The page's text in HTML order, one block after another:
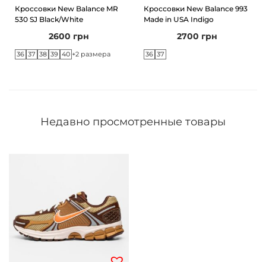
Кроссовки New Balance MR
530 SJ Black/White
2600 грн
36 37 38 39 40 +2 размера
Кроссовки New Balance 993
Made in USA Indigo
2700 грн
36 37
Недавно просмотренные товары